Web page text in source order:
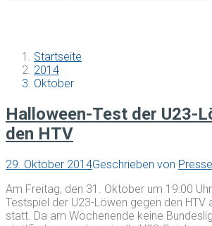
Startseite
2014
Oktober
Halloween-Test der U23-
den HTV
29. Oktober 2014Geschrieben von Presse
Am Freitag, den 31. Oktober um 19:00
Testspiel der U23-Löwen gegen den HTV
statt. Da am Wochenende keine